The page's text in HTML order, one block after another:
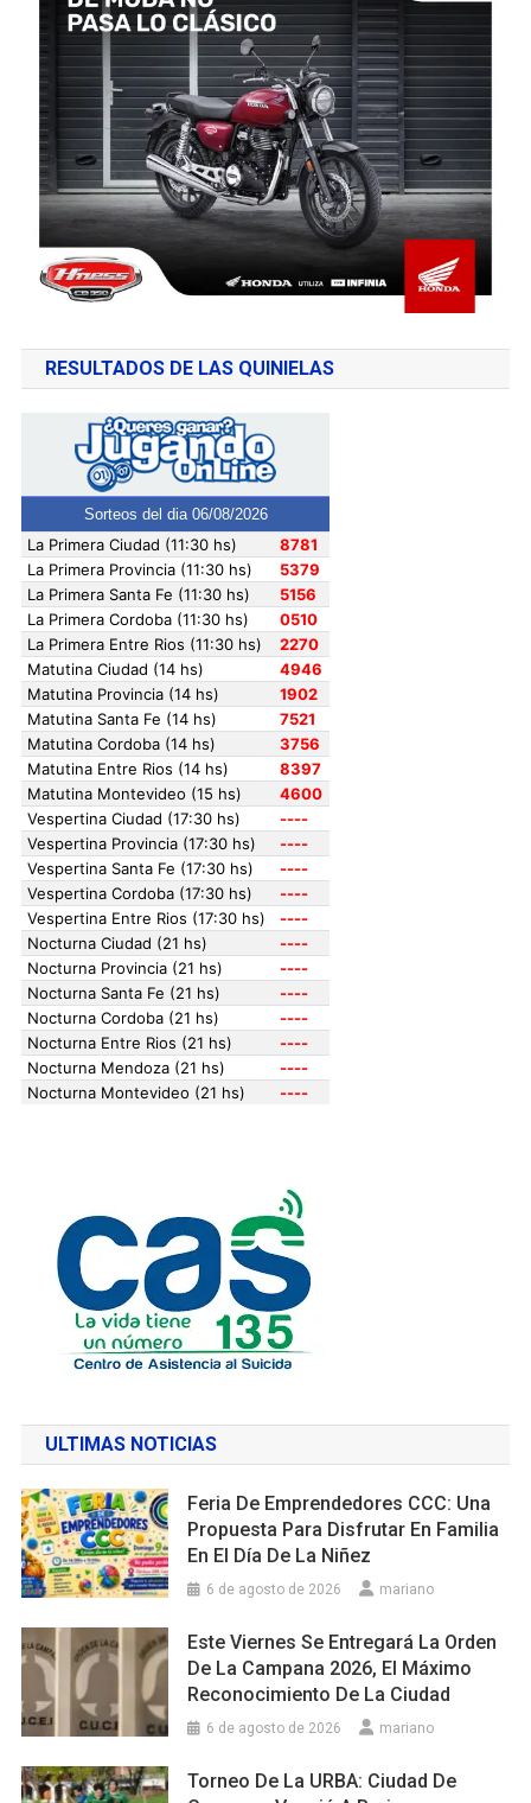
RESULTADOS DE LAS QUINIELAS
ULTIMAS NOTICIAS
Feria De Emprendedores CCC: Una
Propuesta Para Disfrutar En Familia
En El Día De La Niñez
6 de agosto de 2026 mariano
Este Viernes Se Entregará La Orden
De La Campana 2026, El Máximo
Reconocimiento De La Ciudad
6 de agosto de 2026 mariano
Torneo De La URBA: Ciudad De